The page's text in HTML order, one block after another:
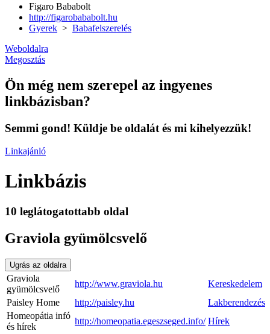
Figaro Bababolt
http://figarobababolt.hu
Gyerek > Babafelszerelés
Weboldalra
Megosztás
Ön még nem szerepel az ingyenes
linkbázisban?
Semmi gond! Küldje be oldalát és mi kihelyezzük!
Linkajánló
Linkbázis
10 leglátogatottabb oldal
Graviola gyümölcsvelő
Ugrás az oldalra
Graviola
gyümölcsvelő
http://www.graviola.hu
Kereskedelem
Paisley Home
http://paisley.hu
Lakberendezés
Homeopátia infó
és hírek
http://homeopatia.egeszseged.info/ Hírek